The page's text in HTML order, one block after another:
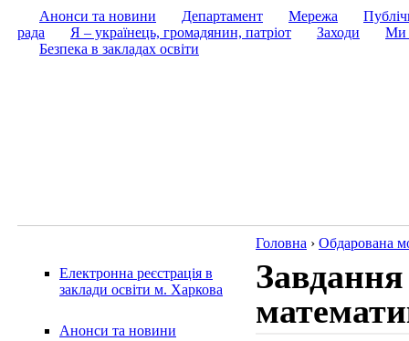
Анонси та новини Департамент Мережа
рада
Я – українець, громадянин, патріот Заходи
Ми
Безпека в закладах освіти
Електронна реєстрація в
заклади освіти м. Харкова
Анонси та новини
Головна › Обдарована